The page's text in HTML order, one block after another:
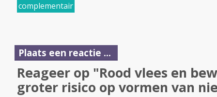
complementair
Plaats een reactie ...
Reageer op "Rood vlees en
groter risico op vormen van